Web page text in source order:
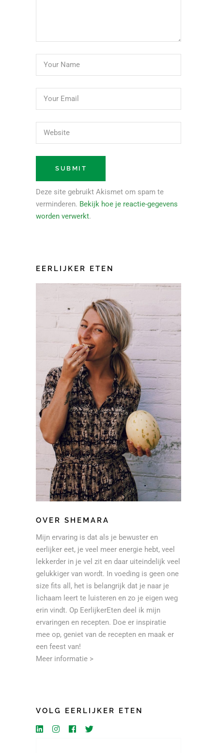
Deze site gebruikt Akismet om spam te
verminderen. Bekijk hoe je reactie-gegevens
worden verwerkt.
EERLIJKER ETEN
OVER SHEMARA
Mijn ervaring is dat als je bewuster en
eerlijker eet, je veel meer energie hebt, veel
lekkerder in je vel zit en daar uiteindelijk veel
gelukkiger van wordt. In voeding is geen one
size fits all, het is belangrijk dat je naar je
lichaam leert te luisteren en zo je eigen weg
erin vindt. Op EerlijkerEten deel ik mijn
ervaringen en recepten. Doe er inspiratie
mee op, geniet van de recepten en maak er
een feest van!
Meer informatie >
VOLG EERLIJKER ETEN